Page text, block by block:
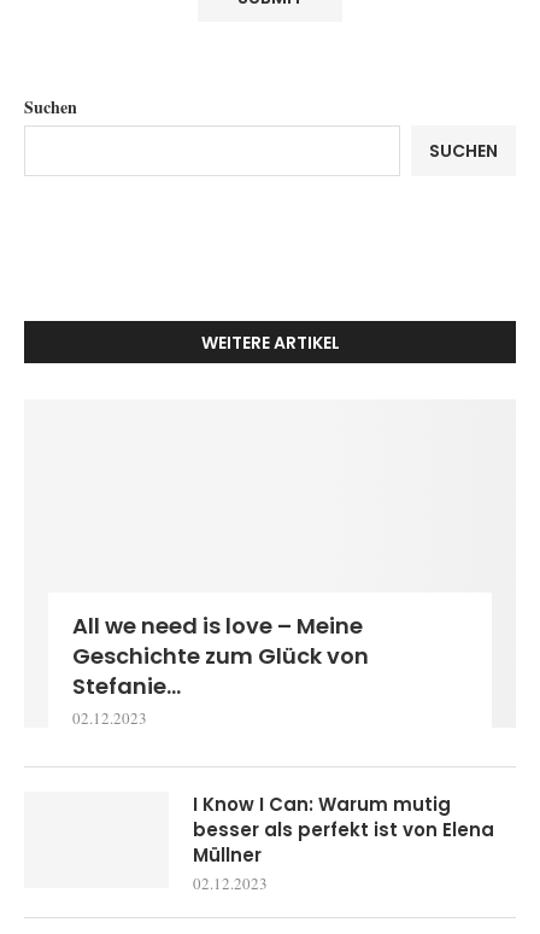
Suchen
SUCHEN
WEITERE ARTIKEL
All we need is love – Meine
Geschichte zum Glück von
Stefanie...
02.12.2023
I Know I Can: Warum mutig
besser als perfekt ist von Elena
Müllner
02.12.2023